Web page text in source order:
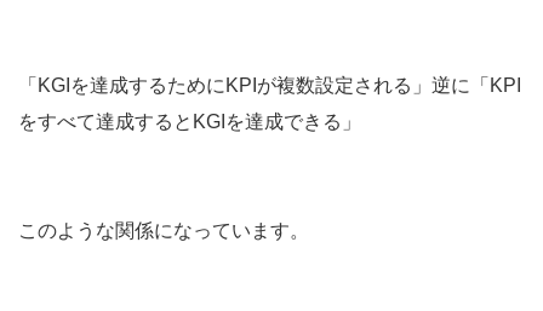
「KGIを達成するためにKPIが複数設定される」逆に「KPI
をすべて達成するとKGIを達成できる」
このような関係になっています。